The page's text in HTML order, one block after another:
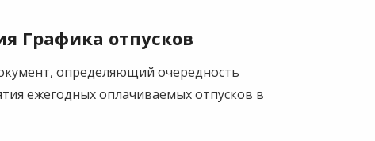
Графика отпусков
определяющий очередность
ежегодных оплачиваемых отпусков в